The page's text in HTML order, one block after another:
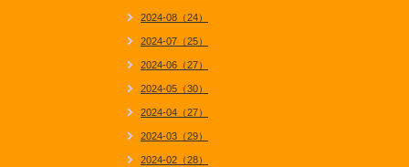
2024-08（24）
2024-07（25）
2024-06（27）
2024-05（30）
2024-04（27）
2024-03（29）
2024-02（28）